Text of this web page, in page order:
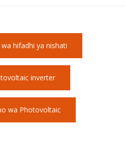
hifadhi ya nishati
inverter
wa Photovoltaic